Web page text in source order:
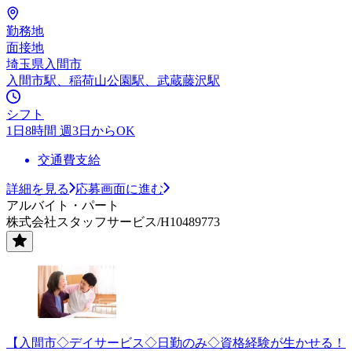
勤務地
面接地
埼玉県入間市
入間市駅、稲荷山公園駅、武蔵藤沢駅
シフト
1日8時間 週3日からOK
交通費支給
詳細を見る
応募画面に進む
アルバイト・パート
株式会社スタッフサービス/H10489773
【入間市◇デイサービス◇日勤のみ◇資格経験が生かせる！